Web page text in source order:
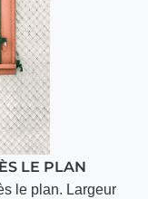
LE PLAN
le plan. Largeur